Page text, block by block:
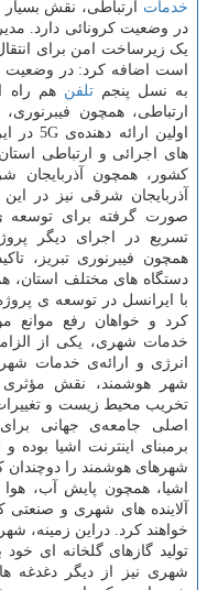
خدمات ارتباطی، نقش بسیار
در وضعیت کرونائی دارد.
یک زیرساخت امن برای
است اضافه کرد: در وضعیت
به نسل پنجمتلفن هم راه
ارتباطی، همچون
اولین ارائه دهنده‌ی 5G در ایران، آماده است تا با همکاری
های اجرائی و ارتباطی
کشور، همچون آذربایجان
آذربایجان شرقی نیز در
صورت گرفته برای توسعه
تسریع در اجرای دیگر
همچون فیبرنوری تبریز،
دستگاه های مختلف استان،
با ایرانسل در توسعه ی
کرد و خواهان رفع موانع
خدمات شهری، یکی از
انرژی و ارائه‌ی خدمات
شهر هوشمند، نقش مؤثری
تخریب محیط زیست و
اصلی جامعه‌ی جهانی
برمبنای اینترنت اشیا
شهرهای هوشمند را دوچندان
اشیا، همچون پایش آب،
آلاینده های شهری و
تولید گازهای گلخانه ای
شهری نیز از دیگر دغدغه